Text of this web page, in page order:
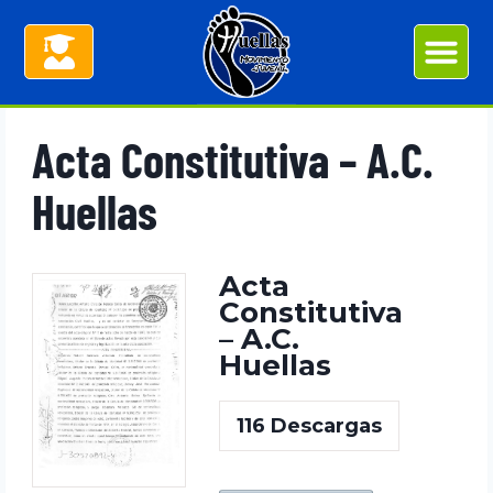
Acta Constitutiva – A.C.
Huellas
Acta
Constitutiva
– A.C.
Huellas
116 Descargas